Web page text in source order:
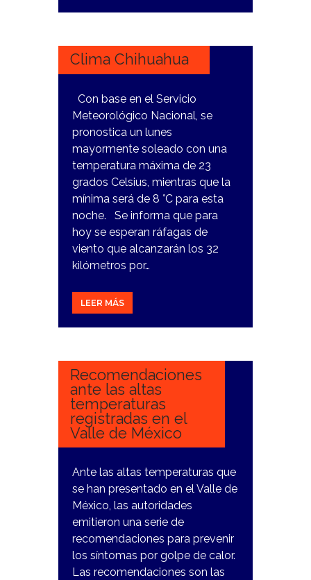
11
Clima Chihuahua
Con base en el Servicio
Meteorológico Nacional, se
pronostica un lunes
mayormente soleado con una
temperatura máxima de 23
grados Celsius, mientras que la
mínima será de 8 °C para esta
noche. Se informa que para
hoy se esperan ráfagas de
viento que alcanzarán los 32
kilómetros por…
LEER MÁS
8
Recomendaciones
ante las altas
temperaturas
registradas en el
Valle de México
Ante las altas temperaturas que
se han presentado en el Valle de
México, las autoridades
emitieron una serie de
recomendaciones para prevenir
los síntomas por golpe de calor.
Las recomendaciones son las